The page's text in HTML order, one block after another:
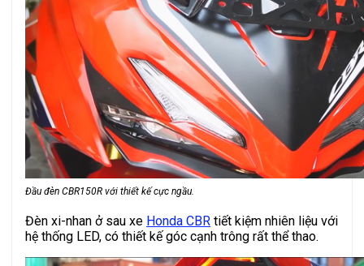
Đầu đèn CBR150R với thiết kế cực ngầu.
Đèn xi-nhan ở sau xe Honda CBR tiết kiệm nhiên liệu với
hệ thống LED, có thiết kế góc cạnh trông rất thể thao.